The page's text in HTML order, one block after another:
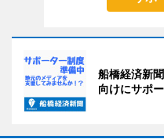
船橋経済新
向けにサポ